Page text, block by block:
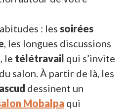
: les soirées
, les longues discussions
le télétravail qui s’invite
salon. À partir de là, les
dessinent un
Mobalpa qui